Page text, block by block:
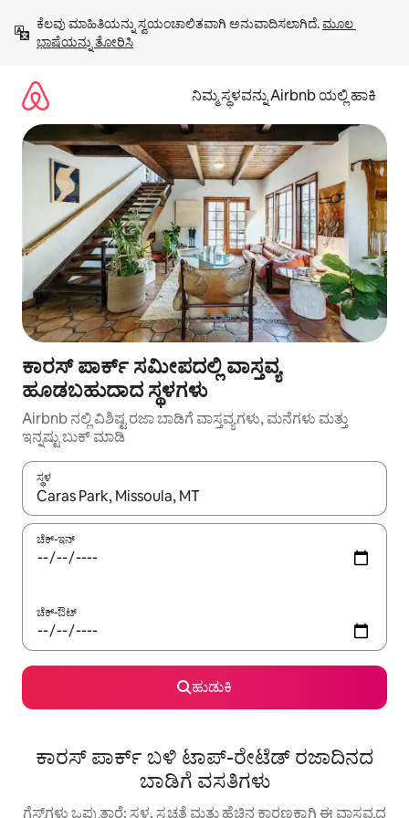
ಹೋಗಿ
ಕೆಲವು ಮಾಹಿತಿಯನ್ನು ಸ್ವಯಂಚಾಲಿತವಾಗಿ ಅನುವಾದಿಸಲಾಗಿದೆ. ಮೂಲ
ಭಾಷೆಯನ್ನು ತೋರಿಸಿ
ನಿಮ್ಮ ಸ್ಥಳವನ್ನು Airbnb ಯಲ್ಲಿ ಹಾಕಿ
ಕಾರಸ್ ಪಾರ್ಕ್ ಸಮೀಪದಲ್ಲಿ ವಾಸ್ತವ್ಯ
ಹೂಡಬಹುದಾದ ಸ್ಥಳಗಳು
Airbnb ನಲ್ಲಿ ವಿಶಿಷ್ಟ ರಜಾ ಬಾಡಿಗೆ ವಾಸ್ತವ್ಯಗಳು, ಮನೆಗಳು ಮತ್ತು
ಇನ್ನಷ್ಟು ಬುಕ್ ಮಾಡಿ
ಸ್ಥಳ
ಫಲಿತಾಂಶಗಳು ಲಭ್ಯವಿರುವಾಗ, ಅಪ್ ಮತ್ತು ಡೌನ್ ಬಾಣದ ಕೀಲಿಗಳೊಂದಿಗೆ
ಚೆಕ್-ಇನ್
ಚೆಕ್-ಔಟ್
ಹುಡುಕಿ
ಕಾರಸ್ ಪಾರ್ಕ್ ಬಳಿ ಟಾಪ್-ರೇಟೆಡ್ ರಜಾದಿನದ
ಬಾಡಿಗೆ ವಸತಿಗಳು
ಗೆಸ್ಟ್‌ಗಳು ಒಪ್ಪುತ್ತಾರೆ: ಸ್ಥಳ, ಸ್ವಚ್ಛತೆ ಮತ್ತು ಹೆಚ್ಚಿನ ಕಾರಣಕ್ಕಾಗಿ ಈ ವಾಸ್ತವ್ಯದ